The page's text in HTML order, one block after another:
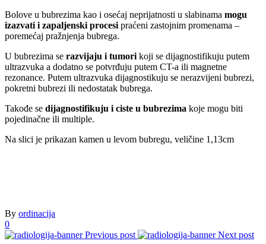
Bolove u bubrezima kao i osećaj neprijatnosti u slabinama mogu
izazvati i zapaljenski procesi praćeni zastojnim promenama –
poremećaj pražnjenja bubrega.
U bubrezima se razvijaju i tumori koji se dijagnostifikuju putem
ultrazvuka a dodatno se potvrđuju putem CT-a ili magnetne
rezonance. Putem ultrazvuka dijagnostikuju se nerazvijeni bubrezi,
pokretni bubrezi ili nedostatak bubrega.
Takođe se dijagnostifikuju i ciste u bubrezima koje mogu biti
pojedinačne ili multiple.
Na slici je prikazan kamen u levom bubregu, veličine 1,13cm
By ordinacija
0
Previous post
Next post